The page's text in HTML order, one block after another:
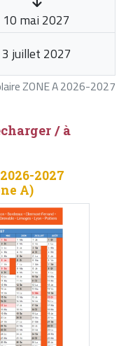
ZONE A 2026-2027
10 mai 2027
3 juillet 2027
/ à
2027
A)